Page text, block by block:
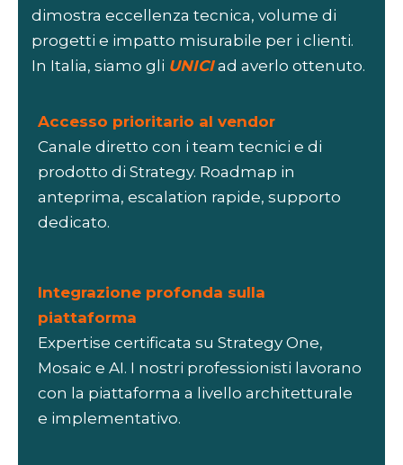
dimostra eccellenza tecnica, volume di
progetti e impatto misurabile per i clienti.
In Italia, siamo gli UNICIad averlo ottenuto.
Accesso prioritario al vendor
Canale diretto con i team tecnici e di
prodotto di Strategy. Roadmap in
anteprima, escalation rapide, supporto
dedicato.
Integrazione profonda sulla
piattaforma
Expertise certificata su Strategy One,
Mosaic e AI. I nostri professionisti lavorano
con la piattaforma a livello architetturale
e implementativo.